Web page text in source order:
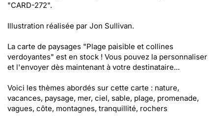
"CARD-272".
Illustration réalisée par Jon Sullivan.
La carte de paysages "Plage paisible et collines
verdoyantes" est en stock ! Vous pouvez la personnaliser
et l'envoyer dès maintenant à votre destinataire...
Voici les thèmes abordés sur cette carte : nature,
vacances, paysage, mer, ciel, sable, plage, promenade,
vagues, côte, montagnes, tranquillité, rochers